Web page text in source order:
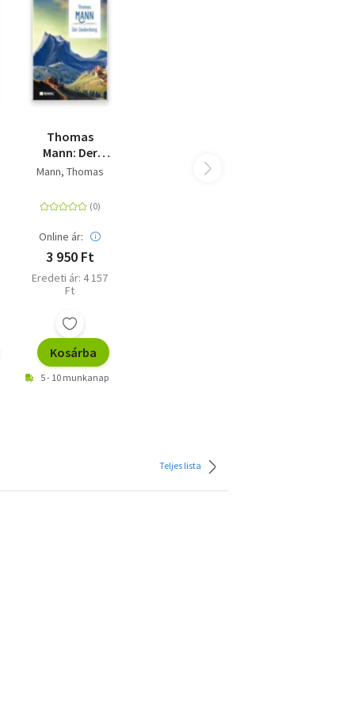
Thomas
Mann: Der
Zauberberg
Mann, Thomas
Online ár:
3 950 Ft
Eredeti ár: 4 157
Ft
Kosárba
5 - 10 munkanap
Teljes lista